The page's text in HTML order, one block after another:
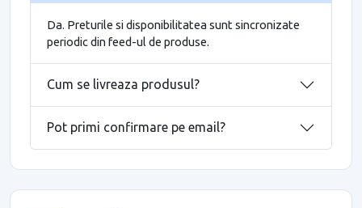
Da. Preturile si disponibilitatea sunt sincronizate
periodic din feed-ul de produse.
Cum se livreaza produsul?
Pot primi confirmare pe email?